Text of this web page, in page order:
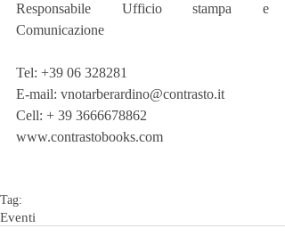
Responsabile Ufficio stampa e
Comunicazione
Tel: +39 06 328281
E-mail: vnotarberardino@contrasto.it
Cell: + 39 3666678862
www.contrastobooks.com
Tag:
Eventi